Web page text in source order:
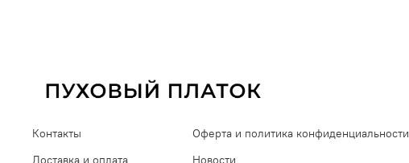
Контакты
Доставка и оплата
Оферта и политика конфиденциальности
Новости